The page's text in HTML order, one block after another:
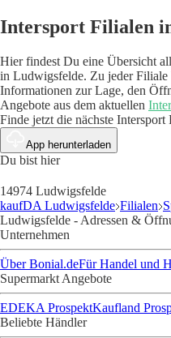
Intersport Filialen
Hier findest Du eine Übersicht
in Ludwigsfelde. Zu jeder
Informationen zur Lage, den
Angebote aus dem aktuellen
Finde jetzt die nächste
App herunterladen
Du bist hier
14974 Ludwigsfelde
kaufDA Ludwigsfelde Filialen
Ludwigsfelde - Adressen &
Unternehmen
Über Bonial.deFür Handel und
Supermarkt Angebote
EDEKA ProspektKaufland
Beliebte Händler